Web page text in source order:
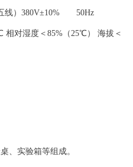
线）380V±10% 50Hz
对湿度＜85%（25℃） 海拔＜
、实验箱等组成。